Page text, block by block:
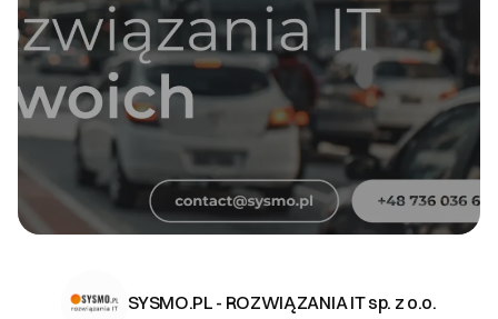
Partner
SYSMO.PL - ROZWIĄZANIA IT sp. z o.o.
I. Dane Sprzedającego
SYSMO.PL - ROZWIĄZANIA IT sp. z o.o.
Kuźnicza 6/22 -
60-241 Poznań
NIP: 7822889486
contact@sysmo.pl
Zobacz email
II. Anulacje zamówień i zwroty